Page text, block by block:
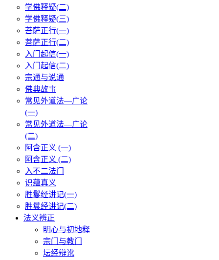
学佛释疑(二)
学佛释疑(三)
菩萨正行(一)
菩萨正行(二)
入门起信(一)
入门起信(二)
宗通与说通
佛典故事
常见外道法—广论
(一)
常见外道法—广论
(二)
阿含正义 (一)
阿含正义 (二)
入不二法门
识蕴真义
胜鬘经讲记(一)
胜鬘经讲记(二)
法义辨正
明心与初地释
宗门与教门
坛经辩讹